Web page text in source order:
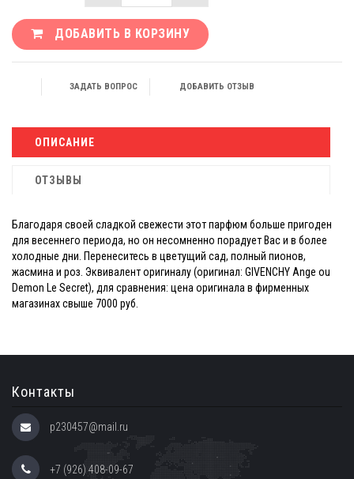
ДОБАВИТЬ В КОРЗИНУ
ЗАДАТЬ ВОПРОС ДОБАВИТЬ ОТЗЫВ
ОПИСАНИЕ
ОТЗЫВЫ
Благодаря своей сладкой свежести этот парфюм больше пригоден
для весеннего периода, но он несомненно порадует Вас и в более
холодные дни. Перенеситесь в цветущий сад, полный пионов,
жасмина и роз. Эквивалент оригиналу (оригинал: GIVENCHY Ange ou
Demon Le Secret), для сравнения: цена оригинала в фирменных
магазинах свыше 7000 руб.
Контакты
p230457@mail.ru
+7 (926) 408-09-67